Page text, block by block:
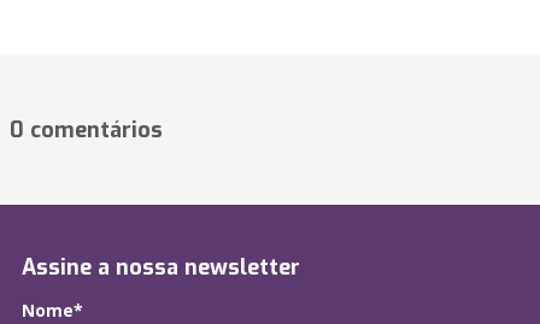
0 comentários
Assine a nossa newsletter
Nome*